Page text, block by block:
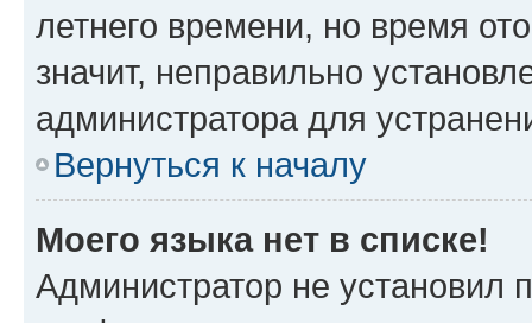
летнего времени, но время
значит, неправильно
администратора для
Вернуться к началу
Моего языка нет в списке!
Администратор не установил